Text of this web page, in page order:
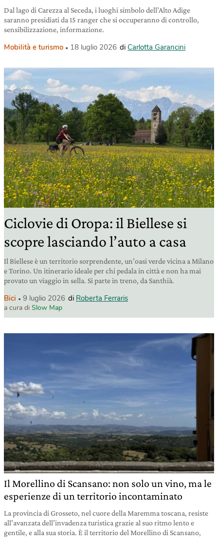
Dal lago di Carezza al Seceda, i luoghi simbolo dell’Alto Adige
saranno presidiati da 15 ranger che si occuperanno di controllo,
sensibilizzazione, informazione.
Mobilità e turismo 18 luglio 2026 di Carlotta Garancini
Ciclovie di Oropa: il Biellese si
scopre lasciando l’auto a casa
Il Biellese è un territorio sorprendente, un’oasi verde vicina a Milano
e Torino. Un itinerario ideale per chi pedala in città e non ha mai
provato un viaggio in sella. Si parte in treno, da Santhià.
Bici 9 luglio 2026 di Roberta Ferraris
a cura di Slow Map
Il Morellino di Scansano: non solo un vino, ma le
esperienze di un territorio incontaminato
La provincia di Grosseto, nel cuore della Maremma toscana, resiste
all’avanzata dell’invadenza turistica grazie al suo ritmo lento e
gentile, e alla sua storia. È il territorio del Morellino di Scansano,